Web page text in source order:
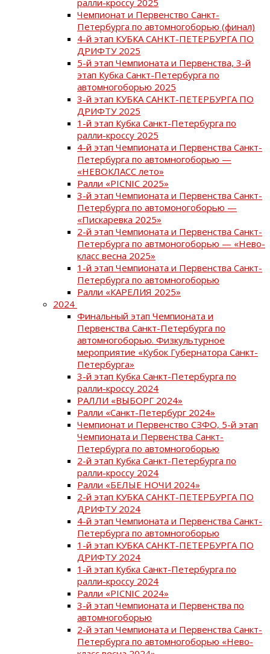
Чемпионат и Первенство Санкт-
Петербурга по автомногоборью (финал)
4-й этап КУБКА САНКТ-ПЕТЕРБУРГА ПО
ДРИФТУ 2025
5-й этап Чемпионата и Первенства, 3-й
этап Кубка Санкт-Петербурга по
автомногоборью 2025
3-й этап КУБКА САНКТ-ПЕТЕРБУРГА ПО
ДРИФТУ 2025
1-й этап Кубка Санкт-Петербурга по
ралли-кроссу 2025
4-й этап Чемпионата и Первенства Санкт-
Петербурга по автомногоборью —
«НЕВОКЛАСС лето»
Ралли «PICNIC 2025»
3-й этап Чемпионата и Первенства Санкт-
Петербурга по автомоногоборью —
«Пискаревка 2025»
2-й этап Чемпионата и Первенства Санкт-
Петербурга по автмоногоборью — «Нево-
класс весна 2025»
1-й этап Чемпионата и Первенства Санкт-
Петербурга по автомногоборью
Ралли «КАРЕЛИЯ 2025»
2024
Финальный этап Чемпионата и
Первенства Санкт-Петербурга по
автомногоборью. Физкультурное
мероприятие «Кубок Губернатора Санкт-
Петербурга»
3-й этап Кубка Санкт-Петербурга по
ралли-кроссу 2024
РАЛЛИ «ВЫБОРГ 2024»
Ралли «Санкт-Петербург 2024»
Чемпионат и Первенство СЗФО, 5-й этап
Чемпионата и Первенства Санкт-
Петербурга по автомногоборью
2-й этап Кубка Санкт-Петербурга по
ралли-кроссу 2024
Ралли «БЕЛЫЕ НОЧИ 2024»
2-й этап КУБКА САНКТ-ПЕТЕРБУРГА ПО
ДРИФТУ 2024
4-й этап Чемпионата и Первенства Санкт-
Петербурга по автомногоборью
1-й этап КУБКА САНКТ-ПЕТЕРБУРГА ПО
ДРИФТУ 2024
1-й этап Кубка Санкт-Петербурга по
ралли-кроссу 2024
Ралли «PICNIC 2024»
3-й этап Чемпионата и Первенства по
автомногоборью
2-й этап Чемпионата и Первенства Санкт-
Петербурга по автомногоборью «Нево-